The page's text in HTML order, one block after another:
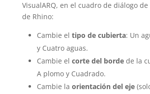
VisualARQ, en el cuadro de diálogo
de Rhino:
Cambie el tipo de cubierta: Un
y Cuatro aguas.
Cambie el corte del bordede la
A plomo y Cuadrado.
Cambie la orientación del eje